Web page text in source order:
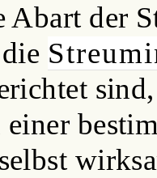
Abart der
einer